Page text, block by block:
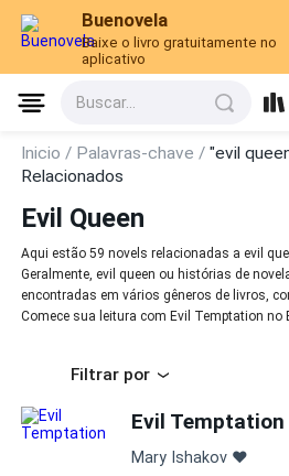
Buenovela
Baixe o livro gratuitamente no
aplicativo
Buscar...
Inicio / Palavras-chave /"evil
Relacionados
Evil Queen
Aqui estão 59 novels relacionadas a evil
Geralmente, evil queen ou histórias de
encontradas em vários gêneros de livros,
Comece sua leitura com Evil Temptation no
Filtrar por
Evil Temptation
Mary Ishakov ❤️